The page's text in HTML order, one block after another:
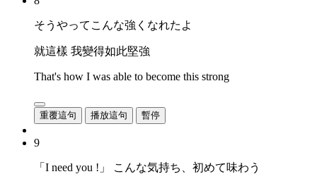
そうやってこんな強くなれたよ
就這樣 我變得如此堅強
That's how I was able to become this strong
重覆這句 播放這句 暫停
9
「I need you !」 こんな気持ち、初めて味わう